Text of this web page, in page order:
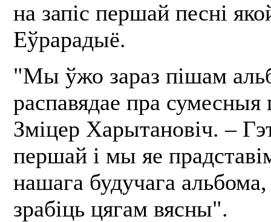
на запіс першай песні
Еўрарадыё.
"Мы ўжо зараз пішам
распавядае пра
Зміцер Харытановіч. –
першай і мы яе
нашага будучага
зрабіць цягам вясны".